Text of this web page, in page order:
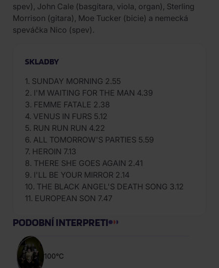
spev), John Cale (basgitara, viola, organ), Sterling
Morrison (gitara), Moe Tucker (bicie) a nemecká
speváčka Nico (spev).
SKLADBY
1. SUNDAY MORNING 2.55
2. I'M WAITING FOR THE MAN 4.39
3. FEMME FATALE 2.38
4. VENUS IN FURS 5.12
5. RUN RUN RUN 4.22
6. ALL TOMORROW'S PARTIES 5.59
7. HEROIN 7.13
8. THERE SHE GOES AGAIN 2.41
9. I'LL BE YOUR MIRROR 2.14
10. THE BLACK ANGEL'S DEATH SONG 3.12
11. EUROPEAN SON 7.47
PODOBNÍ INTERPRETI
100°C